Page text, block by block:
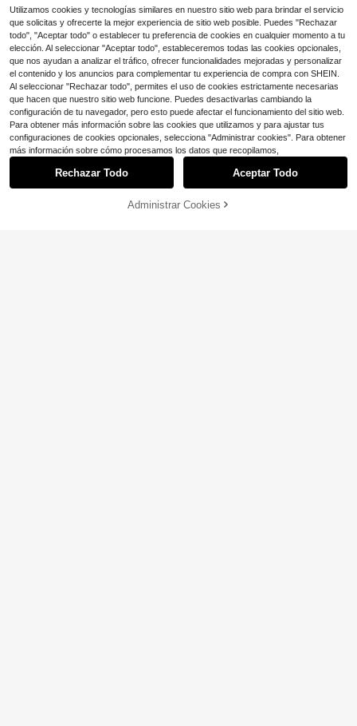
¡11% DE DESCUENTO! AÑADIR A LA BOLSA
Utilizamos cookies y tecnologías similares en nuestro sitio web para brindar el servicio
que solicitas y ofrecerte la mejor experiencia de sitio web posible. Puedes "Rechazar
todo", "Aceptar todo" o establecer tu preferencia de cookies en cualquier momento a tu
elección. Al seleccionar "Aceptar todo", estableceremos todas las cookies opcionales,
que nos ayudan a analizar el tráfico, ofrecer funcionalidades mejoradas y personalizar
el contenido y los anuncios para complementar tu experiencia de compra con SHEIN.
Al seleccionar "Rechazar todo", permites el uso de cookies estrictamente necesarias
que hacen que nuestro sitio web funcione. Puedes desactivarlas cambiando la
configuración de tu navegador, pero esto puede afectar el funcionamiento del sitio web.
Para obtener más información sobre las cookies que utilizamos y para ajustar tus
configuraciones de cookies opcionales, selecciona "Administrar cookies". Para obtener
más información sobre cómo procesamos los datos que recopilamos,
Rechazar Todo Aceptar Todo
Administrar Cookies